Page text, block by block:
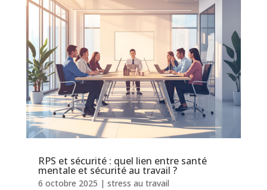
RPS et sécurité : quel lien entre santé
mentale et sécurité au travail ?
6 octobre 2025 | stress au travail